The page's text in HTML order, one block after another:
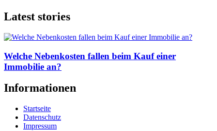
Latest stories
Welche Nebenkosten fallen beim Kauf einer
Immobilie an?
Informationen
Startseite
Datenschutz
Impressum